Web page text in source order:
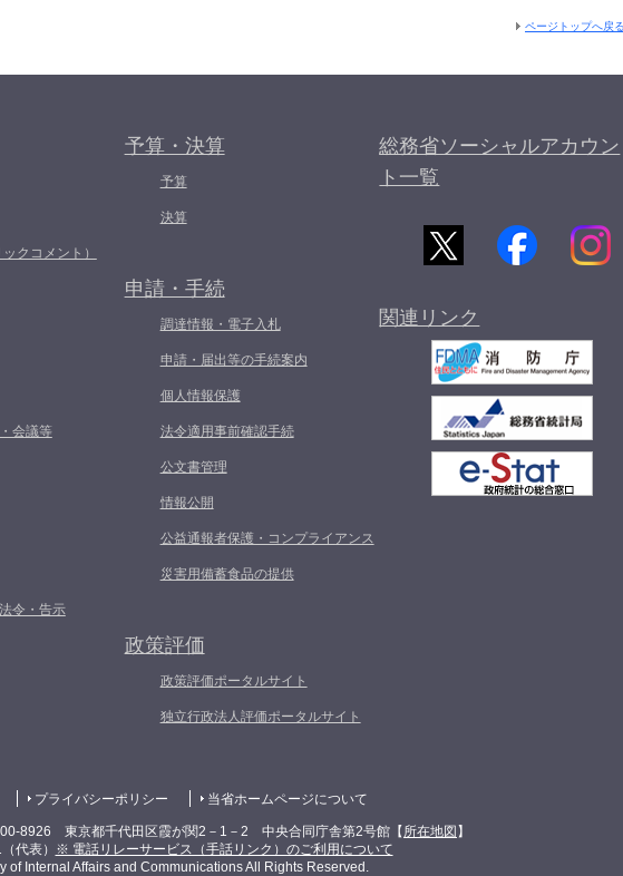
ページトップへ戻る
クコメント）
会議等
令・告示
予算・決算
予算
決算
申請・手続
調達情報・電子入札
申請・届出等の手続案内
個人情報保護
法令適用事前確認手続
公文書管理
情報公開
公益通報者保護・コンプライアンス
災害用備蓄食品の提供
政策評価
政策評価ポータルサイト
独立行政法人評価ポータルサイト
総務省ソーシャルアカウン
ト一覧
関連リンク
プライバシーポリシー 当省ホームページについて
8926 東京都千代田区霞が関2－1－2 中央合同庁舎第2号館【 所在地図 】
代表）
※ 電話リレーサービス（手話リンク）のご利用について
of Internal Affairs and Communications All Rights Reserved.